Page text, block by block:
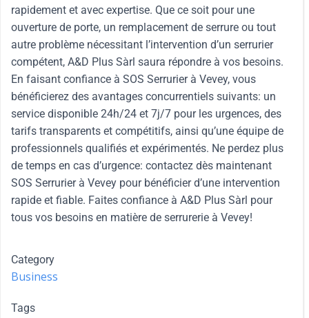
rapidement et avec expertise. Que ce soit pour une
ouverture de porte, un remplacement de serrure ou tout
autre problème nécessitant l’intervention d’un serrurier
compétent, A&D Plus Sàrl saura répondre à vos besoins.
En faisant confiance à SOS Serrurier à Vevey, vous
bénéficierez des avantages concurrentiels suivants: un
service disponible 24h/24 et 7j/7 pour les urgences, des
tarifs transparents et compétitifs, ainsi qu’une équipe de
professionnels qualifiés et expérimentés. Ne perdez plus
de temps en cas d’urgence: contactez dès maintenant
SOS Serrurier à Vevey pour bénéficier d’une intervention
rapide et fiable. Faites confiance à A&D Plus Sàrl pour
tous vos besoins en matière de serrurerie à Vevey!
Category
Business
Tags